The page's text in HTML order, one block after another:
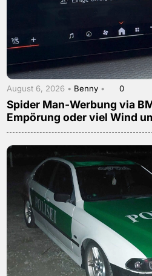
August 6, 2026 • Benny • 0
Spider Man-Werbung via
Empörung oder viel Wind